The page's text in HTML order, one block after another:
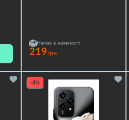
Немає в наявності
219грн
-8%